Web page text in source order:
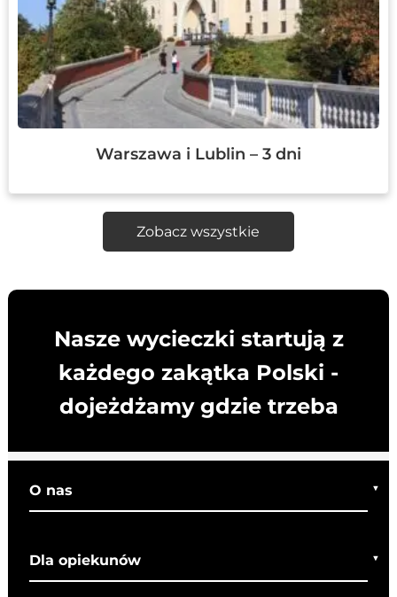
Warszawa i Lublin – 3 dni
Zobacz wszystkie
Nasze wycieczki startują z
każdego zakątka Polski -
dojeżdżamy gdzie trzeba
O nas
Co o nas mówią
Dla opiekunów